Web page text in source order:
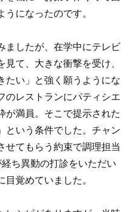
になったのです。
ましたが、在学中にテレビ
て、大きな衝撃を受け、
たい」と強く願うようにな
のレストランにパティシエ
が満員。そこで提示された
という条件でした。チャン
せてもらう約束で調理担当
ち異動の打診をいただい
覚めていました。